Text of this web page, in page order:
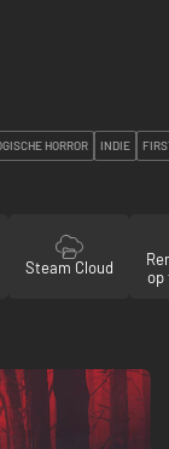
HORROR INDIE
Steam Cloud
op